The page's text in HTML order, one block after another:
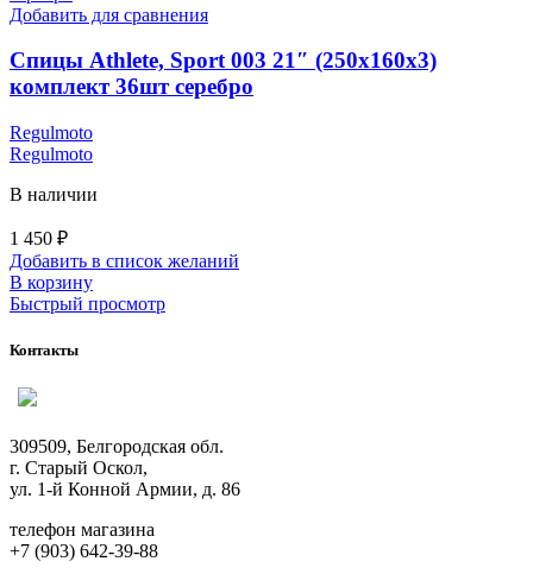
Добавить для сравнения
Спицы Athlete, Sport 003 21″ (250х160х3)
комплект 36шт серебро
Regulmoto
Regulmoto
В наличии
1 450 ₽
Добавить в список желаний
В корзину
Быстрый просмотр
Контакты
309509, Белгородская обл.
г. Старый Оскол,
ул. 1-й Конной Армии, д. 86
телефон магазина
+7 (903) 642-39-88